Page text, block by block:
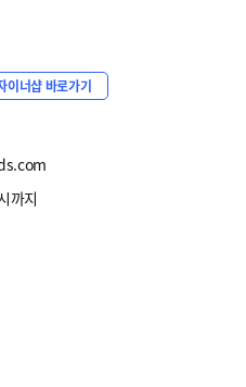
이너샵 바로가기
까지